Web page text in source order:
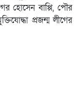
হোসেন বাপ্পি, পৌর
প্রজন্ম লীগের